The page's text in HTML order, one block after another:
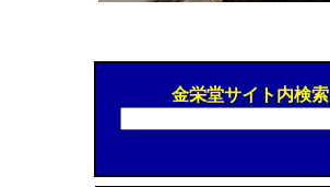
金栄堂サイト内検索